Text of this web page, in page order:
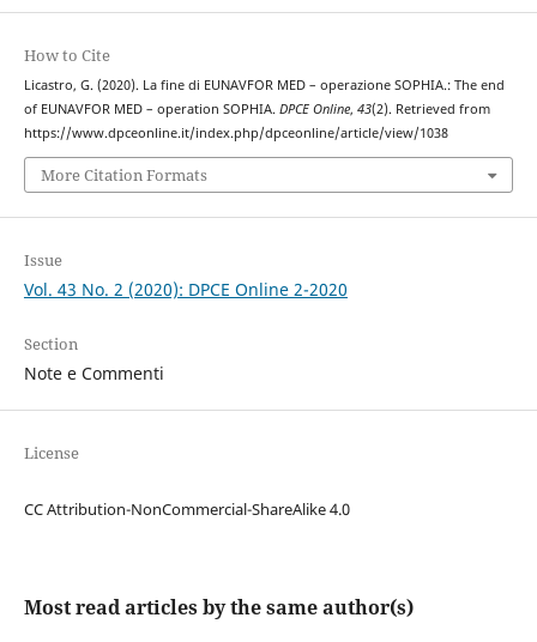
How to Cite
Licastro, G. (2020). La fine di EUNAVFOR MED – operazione SOPHIA.: The end
of EUNAVFOR MED – operation SOPHIA. DPCE Online, 43(2). Retrieved from
https://www.dpceonline.it/index.php/dpceonline/article/view/1038
More Citation Formats
Issue
Vol. 43 No. 2 (2020): DPCE Online 2-2020
Section
Note e Commenti
License
CC Attribution-NonCommercial-ShareAlike 4.0
Most read articles by the same author(s)